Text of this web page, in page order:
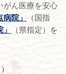
がん医療を安心
院」 （国指
（県指定）を